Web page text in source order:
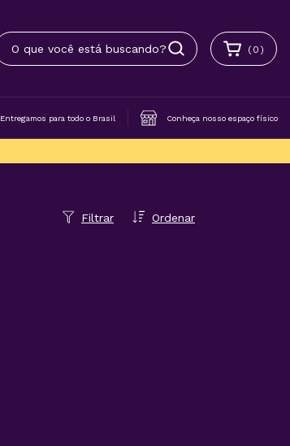
( 0 )
Entregamos para todo o Brasil Conheça nosso espaço físico
Ordenar
Filtrar